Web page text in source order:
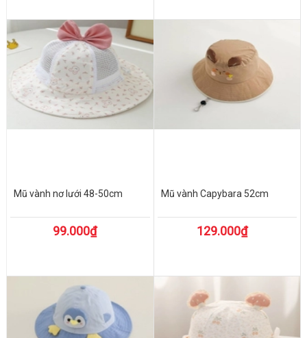
Mũ vành nơ lưới 48-50cm
99.000₫
Mũ vành Capybara 52cm
129.000₫